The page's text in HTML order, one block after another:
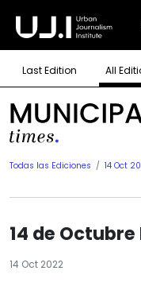
Last Edition All
Todas las Ediciones 14 Oct
14 de
14 Oct 2022